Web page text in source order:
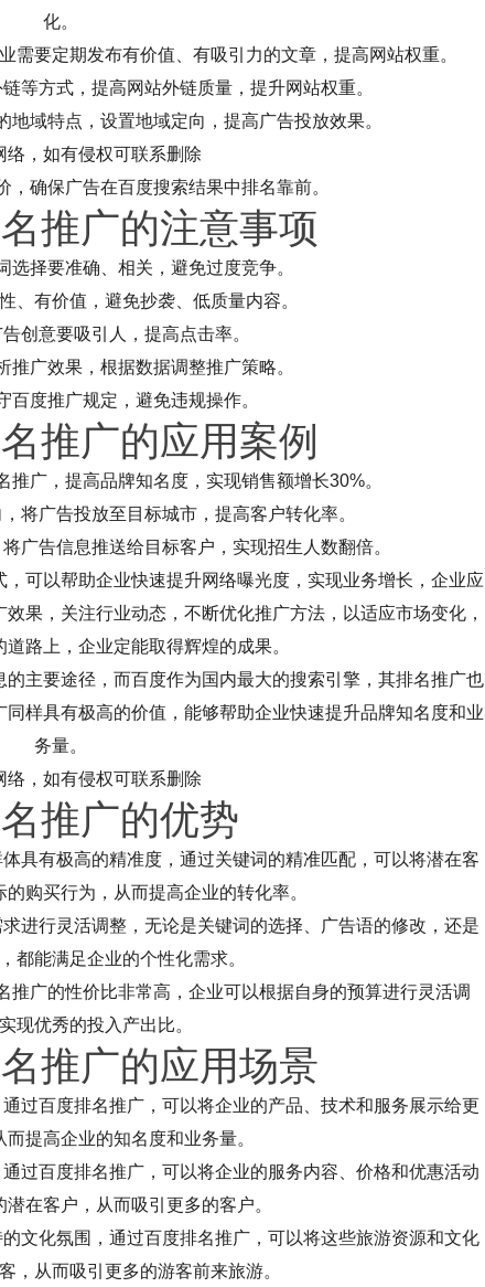
化。
需要定期发布有价值、有吸引力的文章，提高网站权重。
等方式，提高网站外链质量，提升网站权重。
域特点，设置地域定向，提高广告投放效果。
络，如有侵权可联系删除
，确保广告在百度搜索结果中排名靠前。
推广的注意事项
选择要准确、相关，避免过度竞争。
、有价值，避免抄袭、低质量内容。
创意要吸引人，提高点击率。
推广效果，根据数据调整推广策略。
百度推广规定，避免违规操作。
推广的应用案例
广，提高品牌知名度，实现销售额增长30%。
将广告投放至目标城市，提高客户转化率。
广告信息推送给目标客户，实现招生人数翻倍。
可以帮助企业快速提升网络曝光度，实现业务增长，企业应
果，关注行业动态，不断优化推广方法，以适应市场变化，
路上，企业定能取得辉煌的成果。
主要途径，而百度作为国内最大的搜索引擎，其排名推广也
样具有极高的价值，能够帮助企业快速提升品牌知名度和业
务量。
络，如有侵权可联系删除
推广的优势
具有极高的精准度，通过关键词的精准匹配，可以将潜在客
购买行为，从而提高企业的转化率。
进行灵活调整，无论是关键词的选择、广告语的修改，还是
都能满足企业的个性化需求。
广的性价比非常高，企业可以根据自身的预算进行灵活调
现优秀的投入产出比。
推广的应用场景
过百度排名推广，可以将企业的产品、技术和服务展示给更
提高企业的知名度和业务量。
过百度排名推广，可以将企业的服务内容、价格和优惠活动
在客户，从而吸引更多的客户。
文化氛围，通过百度排名推广，可以将这些旅游资源和文化
，从而吸引更多的游客前来旅游。